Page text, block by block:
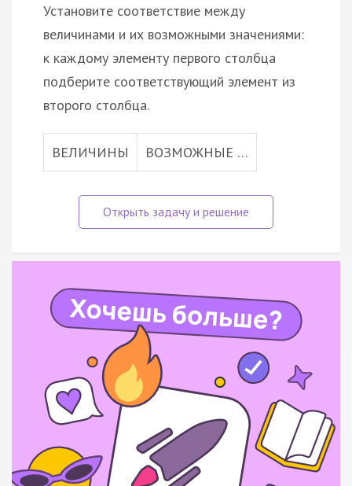
Установите соответствие между
величинами и их возможными значениями:
к каждому элементу первого столбца
подберите соответствующий элемент из
второго столбца.
ВЕЛИЧИНЫ ВОЗМОЖНЫЕ …